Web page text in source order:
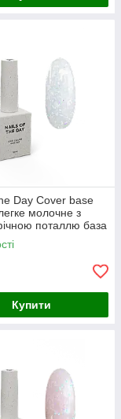
Day Cover basе
молочне з
поталлю база
10 мл
Купити